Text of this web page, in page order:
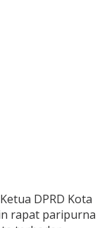
DPRD Kota
rapat paripurna